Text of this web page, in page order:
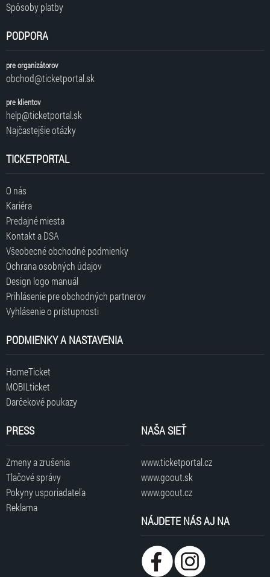
Spôsoby platby
PODPORA
pre organizátorov
obchod@ticketportal.sk
pre klientov
help@ticketportal.sk
Najčastejšie otázky
TICKETPORTAL
O nás
Kariéra
Predajné miesta
Kontakt a DSA
Všeobecné obchodné podmienky
Ochrana osobných údajov
Design logo manuál
Prihlásenie pre obchodných partnerov
Vyhlásenie o prístupnosti
PODMIENKY A NASTAVENIA
HomeTicket
MOBILticket
Darčekové poukazy
PRESS
Zmeny a zrušenia
Tlačové správy
Pokyny usporiadateľa
Reklama
NAŠA SIEŤ
www.ticketportal.cz
www.goout.sk
www.goout.cz
NÁJDETE NÁS AJ NA